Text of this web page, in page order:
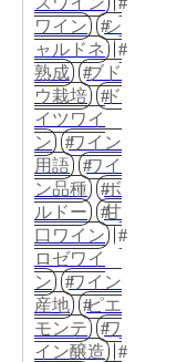
ワイン
シ
ャルドネ
熟成
ブド
ウ栽培
ド
イツワイ
ン
ワイン
用語
ワイ
ン品種
ボ
ルドー
甘
口ワイン
ロゼワイ
ン
ワイン
産地
ピエ
モンテ
ワ
イン醸造